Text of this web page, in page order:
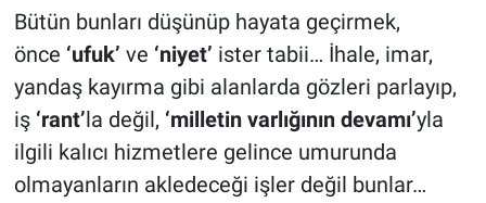
Bütün bunları düşünüp hayata geçirmek,
önce ‘ufuk’ ve ‘niyet’ ister tabii… İhale, imar,
yandaş kayırma gibi alanlarda gözleri parlayıp,
iş ‘rant’la değil, ‘milletin varlığının devamı’yla
ilgili kalıcı hizmetlere gelince umurunda
olmayanların akledeceği işler değil bunlar…